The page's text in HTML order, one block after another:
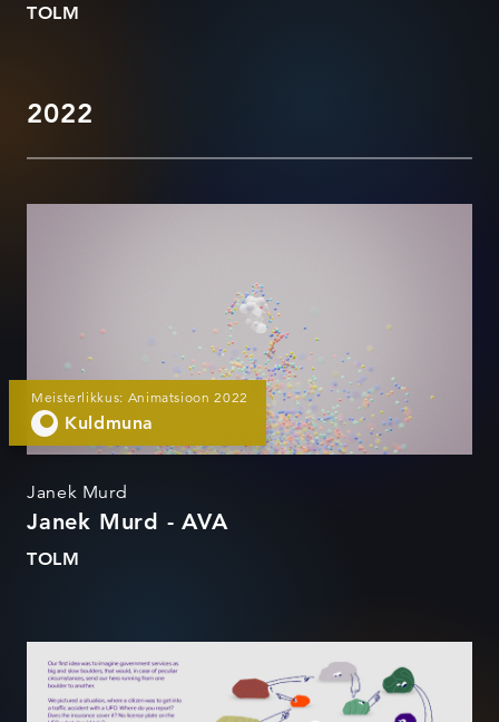
TOLM
2022
Meisterlikkus: Animatsioon 2022
Kuldmuna
Janek Murd
Janek Murd - AVA
TOLM